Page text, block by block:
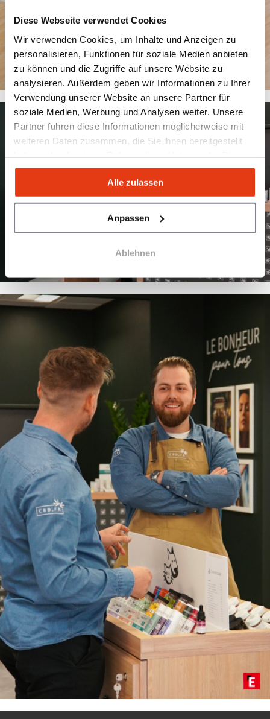
Diese Webseite verwendet Cookies
Wir verwenden Cookies, um Inhalte und Anzeigen zu
personalisieren, Funktionen für soziale Medien anbieten
zu können und die Zugriffe auf unsere Website zu
analysieren. Außerdem geben wir Informationen zu Ihrer
Verwendung unserer Website an unsere Partner für
soziale Medien, Werbung und Analysen weiter. Unsere
Partner führen diese Informationen möglicherweise mit
weiteren Daten zusammen, die Sie ihnen bereitgestellt
gesammelt haben.
Alle zulassen
Anpassen
Ablehnen